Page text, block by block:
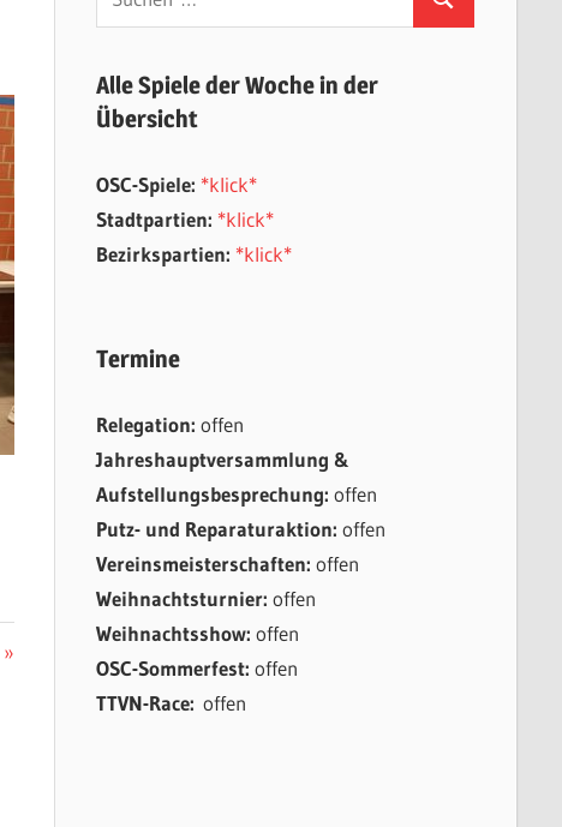
nach:
Suchen
Alle Spiele der Woche in der
Übersicht
OSC-Spiele: *klick*
Stadtpartien: *klick*
Bezirkspartien: *klick*
Termine
Relegation: offen
Jahreshauptversammlung &
Aufstellungsbesprechung: offen
Putz- und Reparaturaktion: offen
Vereinsmeisterschaften: offen
Weihnachtsturnier: offen
Weihnachtsshow: offen
OSC-Sommerfest: offen
TTVN-Race: offen